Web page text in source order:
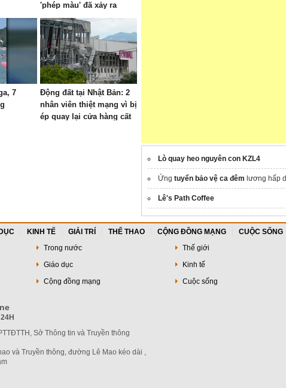
'phép màu' đã xảy ra
7
Động đất tại Nhật Bản: 2
nhân viên thiệt mạng vì bị
ép quay lại cửa hàng cất
Lò quay heo nguyên con KZL4
Ứng tuyển bảo vệ ca đêm lương hấp
Lê's Path Coffee
KINH TẾ GIẢI TRÍ THỂ THAO CỘNG ĐỒNG MẠNG
CUỘC SỐNG
Trong nước
Thế giới
Giáo dục
Kinh tế
Cộng đồng mạng Cuộc sống
Sở Thông tin và Truyền thông
và Truyền thông, đường Lê Mao kéo dài ,